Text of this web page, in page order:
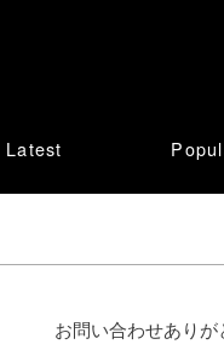
Latest
お問い合わせありが